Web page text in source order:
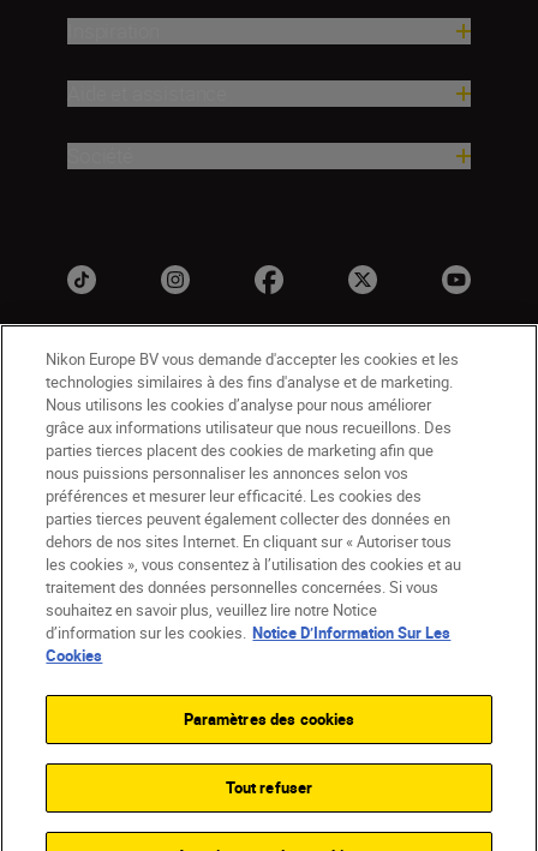
BE(fr) Nikon Sites
Contactez-nous
Avis de confidentialité
Conditions d’utilisation
CVG de la boutique Nikon Store
Notice d’information sur les cookies
Paramètres des cookies
© 2026 Nikon
SKIP
Nikon Europe BV vous demande d'accepter les cookies et les
technologies similaires à des fins d'analyse et de marketing.
Nous utilisons les cookies d’analyse pour nous améliorer
grâce aux informations utilisateur que nous recueillons. Des
parties tierces placent des cookies de marketing afin que
nous puissions personnaliser les annonces selon vos
préférences et mesurer leur efficacité. Les cookies des
parties tierces peuvent également collecter des données en
dehors de nos sites Internet. En cliquant sur « Autoriser tous
les cookies », vous consentez à l’utilisation des cookies et au
traitement des données personnelles concernées. Si vous
souhaitez en savoir plus, veuillez lire notre Notice
d’information sur les cookies. Notice D’Information Sur Les
Cookies
Paramètres des cookies
Tout refuser